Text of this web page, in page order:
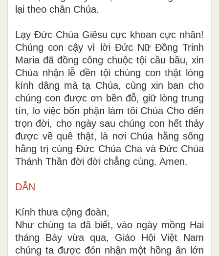
lại theo chân Chúa.
Lạy Đức Chúa Giêsu cực khoan cực nhân!
Chúng con cậy vì lời Đức Nữ Đồng Trinh
Maria đã đồng công chuộc tội cầu bầu, xin
Chúa nhận lễ đền tội chúng con thật lòng
kính dâng mà tạ Chúa, cùng xin ban cho
chúng con được ơn bền đỗ, giữ lòng trung
tín, lo việc bổn phận làm tôi Chúa Cho đến
trọn đời, cho ngày sau chúng con hết thảy
được về quê thật, là nơi Chúa hằng sống
hằng trị cùng Đức Chúa Cha và Đức Chúa
Thánh Thần đời đời chẳng cùng. Amen.
DẪN
Kính thưa cộng đoàn,
Như chúng ta đã biết, vào ngày mồng Hai
tháng Bảy vừa qua, Giáo Hội Việt Nam
chúng ta được đón nhận một hồng ân lớn